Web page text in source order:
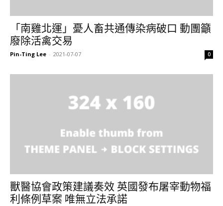
「南雞北運」憂人畜共通傳染病破口 動團籲
廢除活禽交易
Pin-Ting Lee - 2021-07-07 0
獸醫協會政策建議奏效 英國發布屠宰動物福
利條例草案 唯無立法承諾